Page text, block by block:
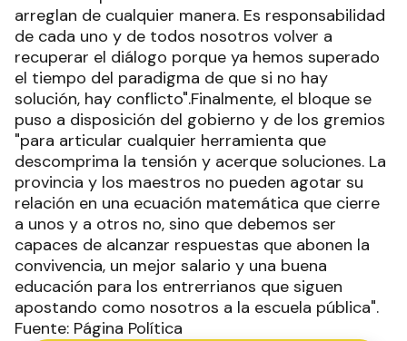
arreglan de cualquier manera. Es responsabilidad
de cada uno y de todos nosotros volver a
recuperar el diálogo porque ya hemos superado
el tiempo del paradigma de que si no hay
solución, hay conflicto".Finalmente, el bloque se
puso a disposición del gobierno y de los gremios
"para articular cualquier herramienta que
descomprima la tensión y acerque soluciones. La
provincia y los maestros no pueden agotar su
relación en una ecuación matemática que cierre
a unos y a otros no, sino que debemos ser
capaces de alcanzar respuestas que abonen la
convivencia, un mejor salario y una buena
educación para los entrerrianos que siguen
apostando como nosotros a la escuela pública".
Fuente: Página Política